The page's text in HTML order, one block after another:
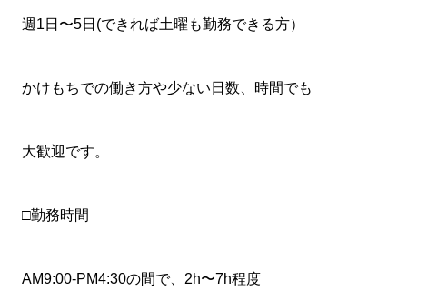
週1日〜5日(できれば土曜も勤務できる方）
かけもちでの働き方や少ない日数、時間でも
大歓迎です。
□勤務時間
AM9:00-PM4:30の間で、2h〜7h程度